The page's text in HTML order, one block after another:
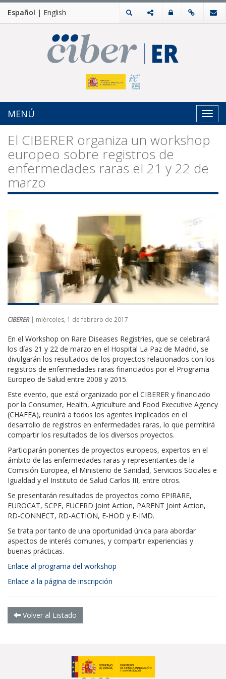
Español | English
MENÚ
El CIBERER organiza un workshop
europeo sobre registros de
enfermedades raras el 21 y 22 de
marzo
CIBERER | miércoles, 1 de febrero de 2017
En el Workshop on Rare Diseases Registries, que se celebrará
los días 21 y 22 de marzo en el Hospital La Paz de Madrid, se
divulgarán los resultados de los proyectos relacionados con los
registros de enfermedades raras financiados por el Programa
Europeo de Salud entre 2008 y 2015.
Este evento, que está organizado por el CIBERER y financiado
por la Consumer, Health, Agriculture and Food Executive Agency
(CHAFEA), reunirá a todos los agentes implicados en el
desarrollo de registros en enfermedades raras, lo que permitirá
compartir los resultados de los diversos proyectos.
Participarán ponentes de proyectos europeos, expertos en el
ámbito de las enfermedades raras y representantes de la
Comisión Europea, el Ministerio de Sanidad, Servicios Sociales e
Igualdad y el Instituto de Salud Carlos III, entre otros.
Se presentarán resultados de proyectos como EPIRARE,
EUROCAT, SCPE, EUCERD Joint Action, PARENT Joint Action,
RD-CONNECT, RD-ACTION, E-HOD y E-IMD.
Se trata por tanto de una oportunidad única para abordar
aspectos de interés comunes, y compartir experiencias y
buenas prácticas.
Enlace al programa del workshop
Enlace a la página de inscripción
Volver al Listado